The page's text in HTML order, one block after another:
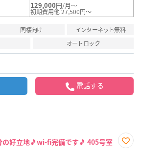
129,000円/月～
初期費用他 27,500円～
同棲向け
インターネット無料
オートロック
電話する
の好立地🎵wi-fi完備です🎵 405号室